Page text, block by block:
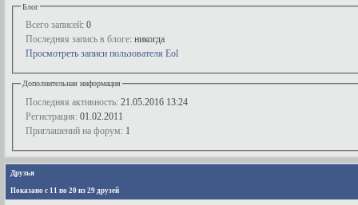
Блог
Всего записей: 0
Последняя запись в блоге : никогда
Просмотреть записи пользователя Eol
Дополнительная информация
Последняя активность: 21.05.2016 13:24
Регистрация: 01.02.2011
Приглашений на форум: 1
Друзья
Показано с 11 по 20 из 29 друзей